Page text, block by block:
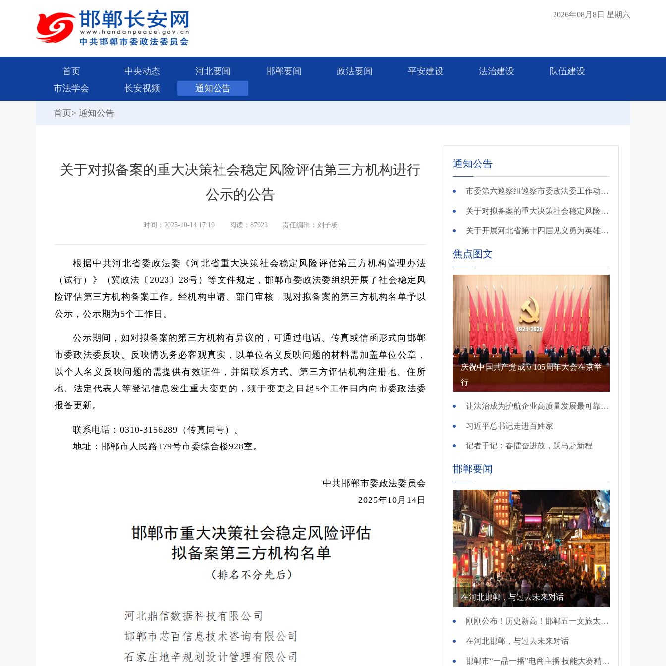
2026年08月8日 星期六
首页 中央动态 河北要闻 邯郸要闻 政法要闻 平安建设 法治建设
队伍建设
市法学会
长安视频 通知公告
首页> 通知公告
关于对拟备案的重大决策社会稳定风险评估第三方机构进行
公示的公告
时间：2025-10-14 17:19 阅读：87923 责任编辑：刘子杨
根据中共河北省委政法委《河北省重大决策社会稳定风险评估第三方机构管理办法
（试行）》（冀政法〔2023〕28号）等文件规定，邯郸市委政法委组织开展了社会稳定风
险评估第三方机构备案工作。经机构申请、部门审核，现对拟备案的第三方机构名单予以
公示，公示期为5个工作日。
公示期间，如对拟备案的第三方机构有异议的，可通过电话、传真或信函形式向邯郸
市委政法委反映。反映情况务必客观真实，以单位名义反映问题的材料需加盖单位公章，
以个人名义反映问题的需提供有效证件，并留联系方式。第三方评估机构注册地、住所
地、法定代表人等登记信息发生重大变更的，须于变更之日起5个工作日内向市委政法委
报备更新。
联系电话：0310-3156289（传真同号）。
地址：邯郸市人民路179号市委综合楼928室。
中共邯郸市委政法委员会
2025年10月14日
通知公告
市委第六巡察组巡察市委政法委工作动员会召开
关于对拟备案的重大决策社会稳定风险评估第三方机构进行公示的公告
关于开展河北省第十四届见义勇为英雄 （群体）评选的公示
焦点图文
庆祝中国共产党成立105周年大会在京举
行
让法治成为护航企业高质量发展最可靠保障——国新办发布会介绍规范涉企行政执法专项行动有关情况
习近平总书记走进百姓家
记者手记：春擂奋进鼓，跃马赴新程
邯郸要闻
在河北邯郸，与过去未来对话
刚刚公布！历史新高！邯郸五一文旅太火爆！
在河北邯郸，与过去未来对话
邯郸市“一品一播”电商主播 技能大赛精彩开赛